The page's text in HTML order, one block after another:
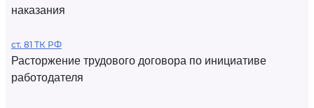
наказания
ст. 81 ТК РФ
Расторжение трудового договора по инициативе
работодателя